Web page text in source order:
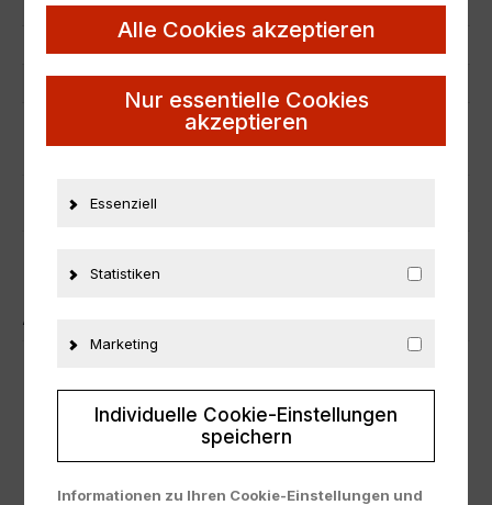
Zustand Neu
12991
ZUSÄTZLICHE INFORMATIONEN
PRODUKTSICHERHEIT
ÄHNLICHE PRODUKTE
Alle Cookies akzeptieren
Nur essentielle Cookies
akzeptieren
Essenziell
Statistiken
Marketing
Individuelle Cookie-Einstellungen
speichern
Informationen zu Ihren Cookie-Einstellungen und